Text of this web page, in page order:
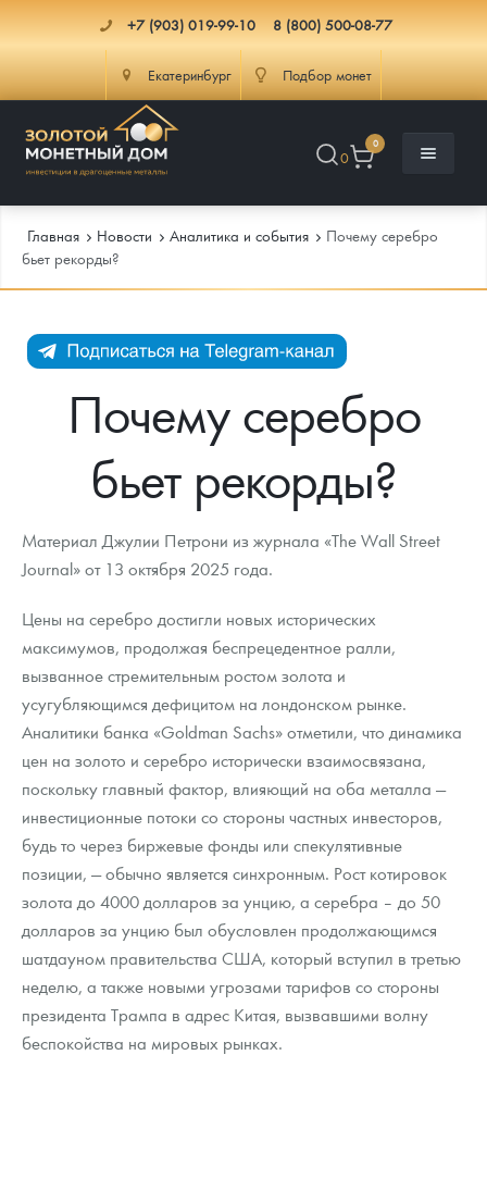
+7 (903) 019-99-10 8 (800) 500-08-77
Екатеринбург Подбор монет
0
0
Каталог Монет
Инвестиционные монеты
Монеты Россия и СССР
Памятные и старинные монеты
Монеты Царской России
Монеты стран мира после 1950г
Георгий Победоносец
Золотые слитки
Аксессуары
Гарри Поттер
Год Лошади
Флот: ледоколы и корабли
Жетоны "Необыкновенные обитатели глубин"
Ювелирные изделия
Русская нумизматика
Золотая карманная галерея
Инфо
Как сделать заказ
Подлинность монет
Гарантии
Выкуп серебряных монет
Вопрос - ответ
Памятка для работы с монетами из драгметаллов
Условия возврата
Монеты
Политика конфиденциальности
Политика использования Cookies
Положение по обработке и защите персональных данных
Информация
Аналитика и события
2026 год
Георгий Победоносец - динамика цен
Котировки
Лом выкуп
Скупка слитков
О нас
Наши преимущества
Пресс-служба
Главная Новости Аналитика и события
Почему серебро
бьет рекорды?
Почему серебро
бьет рекорды?
Материал Джулии Петрони из журнала «The Wall Street
Journal» от 13 октября 2025 года.
Цены на серебро достигли новых исторических
максимумов, продолжая беспрецедентное ралли,
вызванное стремительным ростом золота и
усугубляющимся дефицитом на лондонском рынке.
Аналитики банка «Goldman Sachs» отметили, что динамика
цен на золото и серебро исторически взаимосвязана,
поскольку главный фактор, влияющий на оба металла —
инвестиционные потоки со стороны частных инвесторов,
будь то через биржевые фонды или спекулятивные
позиции, — обычно является синхронным. Рост котировок
золота до 4000 долларов за унцию, а серебра – до 50
долларов за унцию был обусловлен продолжающимся
шатдауном правительства США, который вступил в третью
неделю, а также новыми угрозами тарифов со стороны
президента Трампа в адрес Китая, вызвавшими волну
беспокойства на мировых рынках.